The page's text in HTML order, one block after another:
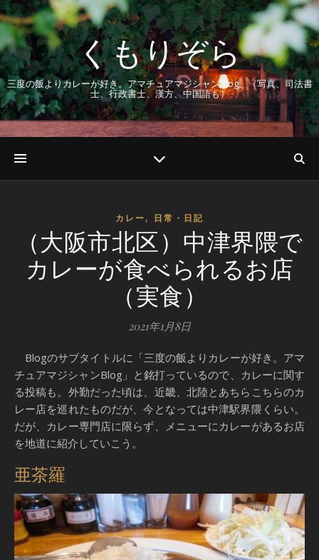
くもりぞら
三度の飯よりカレーが好き。アマチュアマジシャンBlog。（写真、司法書
士、行政書士、漢方、中国語も）
カレー, 日常・日記
（大阪市北区）中津界隈で
カレーが食べられるお店
（実食）
2021年1月8日
Blogのサブタイトルに「三度の飯よりカレーが好き。アマ
チュアマジシャンBlog」と銘打っているので、カレーに関す
る投稿も。外勤だった頃は、近畿、北陸とあちらこちらのカ
レー店を巡れたものだが、今となっては中津駅界隈くらい。
だが、カレー専門店に限らず、メニューにカレーがあるお店
を地道に紹介していこう。
亜茶羅